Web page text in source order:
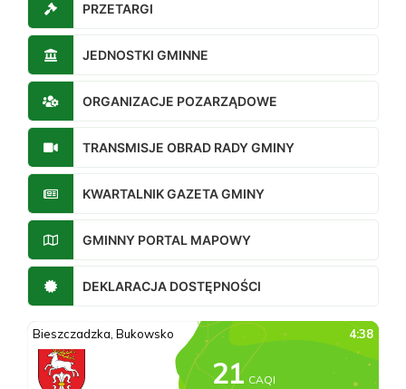
PRZETARGI
JEDNOSTKI GMINNE
ORGANIZACJE POZARZĄDOWE
TRANSMISJE OBRAD RADY GMINY
KWARTALNIK GAZETA GMINY
GMINNY PORTAL MAPOWY
DEKLARACJA DOSTĘPNOŚCI